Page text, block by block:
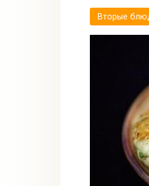
Вторые